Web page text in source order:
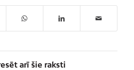
arī šie raksti